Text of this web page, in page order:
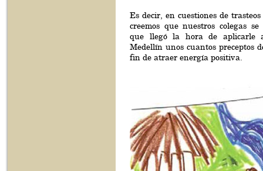
Es decir, en cuestiones de
creemos que nuestros colegas
que llegó la hora de aplicarle
Medellín unos cuantos preceptos
fin de atraer energía positiva.